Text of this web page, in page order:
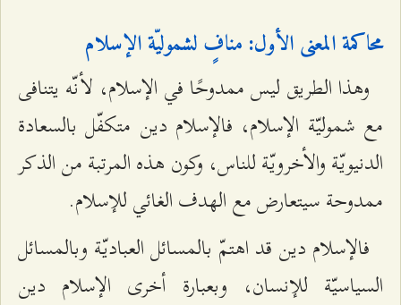
محاكمة المعنى الأول: منافٍ لشموليّة الإسلام
وهذا الطريق ليس ممدوحًا في الإسلام، لأنّه يتنافى
مع شموليّة الإسلام، فالإسلام دين متكفّل بالسعادة
الدنيويّة والأخرويّة للناس، وكون هذه المرتبة من الذكر
ممدوحة سيتعارض مع الهدف الغائي للإسلام.
فالإسلام دين قد اهتمّ بالمسائل العباديّة وبالمسائل
السیاسيّة للإنسان، وبعبارة أخرى الإسلام دين